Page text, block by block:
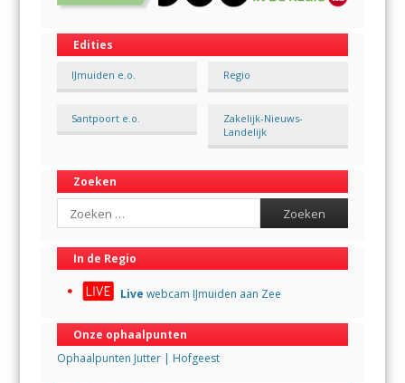
Edities
IJmuiden e.o. Regio
Santpoort e.o.
Zakelijk-Nieuws-
Landelijk
Zoeken
Search
In de Regio
Live webcam IJmuiden aan Zee
Onze ophaalpunten
Ophaalpunten Jutter | Hofgeest